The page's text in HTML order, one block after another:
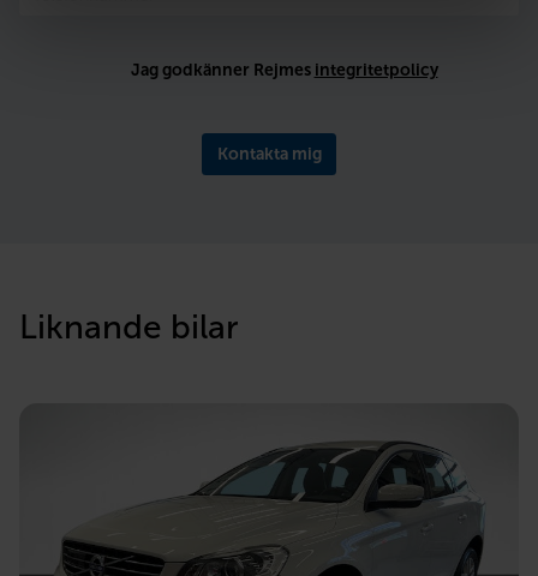
Jag godkänner Rejmes integritetpolicy
Kontakta mig
Liknande bilar